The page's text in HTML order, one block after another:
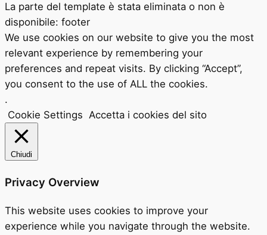
La parte del template è stata eliminata o non è
disponibile: footer
We use cookies on our website to give you the most
relevant experience by remembering your
preferences and repeat visits. By clicking “Accept”,
you consent to the use of ALL the cookies.
.
Cookie Settings Accetta i cookies del sito
Chiudi
Privacy Overview
This website uses cookies to improve your
experience while you navigate through the website.